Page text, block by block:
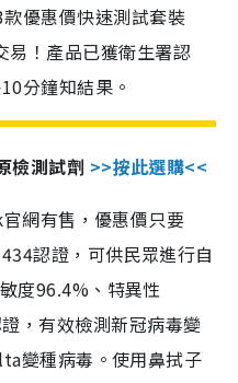
優惠價快速測試套裝
易！產品已獲衛生署認
分鐘知結果。
檢測試劑 >>按此選購<<
網有售，優惠價只要
認證，可供民眾進行自
度96.4%、特異性
，有效檢測新冠病毒變
變種病毒。使用鼻拭子